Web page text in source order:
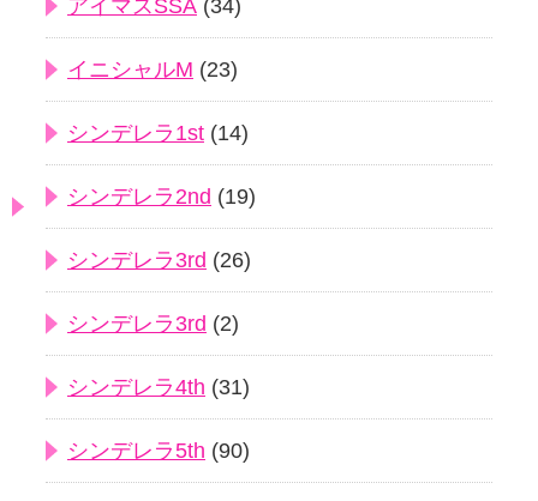
アイマスSSA (34)
イニシャルM (23)
シンデレラ1st (14)
シンデレラ2nd (19)
シンデレラ3rd (26)
シンデレラ3rd (2)
シンデレラ4th (31)
シンデレラ5th (90)